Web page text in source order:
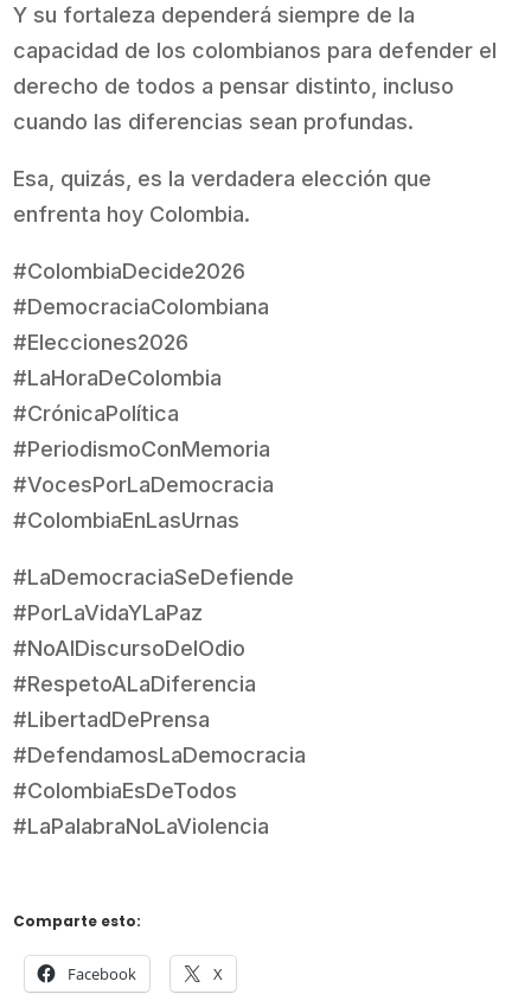
Y su fortaleza dependerá siempre de la
capacidad de los colombianos para defender el
derecho de todos a pensar distinto, incluso
cuando las diferencias sean profundas.
Esa, quizás, es la verdadera elección que
enfrenta hoy Colombia.
#ColombiaDecide2026
#DemocraciaColombiana
#Elecciones2026
#LaHoraDeColombia
#CrónicaPolítica
#PeriodismoConMemoria
#VocesPorLaDemocracia
#ColombiaEnLasUrnas
#LaDemocraciaSeDefiende
#PorLaVidaYLaPaz
#NoAlDiscursoDelOdio
#RespetoALaDiferencia
#LibertadDePrensa
#DefendamosLaDemocracia
#ColombiaEsDeTodos
#LaPalabraNoLaViolencia
Comparte esto:
Facebook X